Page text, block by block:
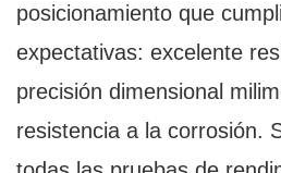
posicionamiento que
expectativas: excelente
precisión dimensional
resistencia a la corrosión.